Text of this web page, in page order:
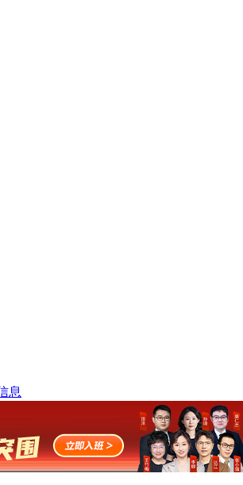
息